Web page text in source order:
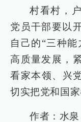
村看村，
党员干部要以
自己的“三种
高质量发展，
看家本领、兴
切实把党和国
作者：水泉